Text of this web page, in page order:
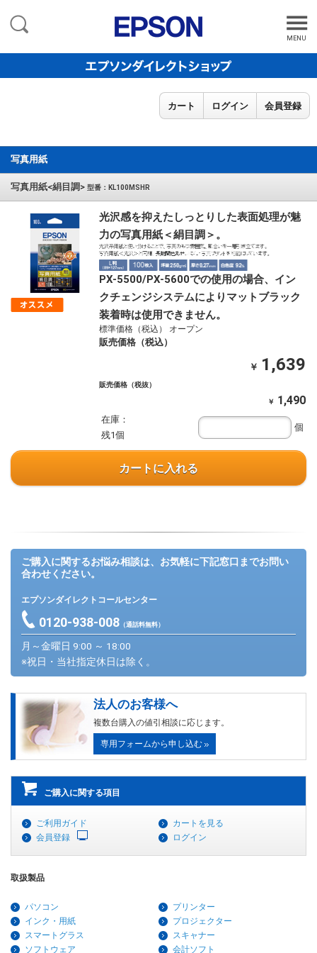
MENU
カート ログイン 会員登録
写真用紙
写真用紙<絹目調> 型番：KL100MSHR
光沢感を抑えたしっとりした表面処理が魅
力の写真用紙＜絹目調＞。
PX-5500/PX-5600での使用の場合、イン
クチェンジシステムによりマットブラック
装着時は使用できません。
標準価格（税込） オープン
販売価格（税込）
￥ 1,639
販売価格（税抜）
￥ 1,490
在庫：
残1個
個
カートに入れる
ご購入に関するお悩み相談は、お気軽に下記窓口までお問い
合わせください。
エプソンダイレクトコールセンター
0120-938-008（通話料無料）
月～金曜日 9:00 ～ 18:00
※祝日・当社指定休日は除く。
法人のお客様へ
複数台購入の値引相談に応じます。
専用フォームから申し込む
ご購入に関する項目
ご利用ガイド
カートを見る
会員登録
ログイン
取扱製品
パソコン
プリンター
インク・用紙
プロジェクター
スマートグラス
スキャナー
ソフトウェア
会計ソフト